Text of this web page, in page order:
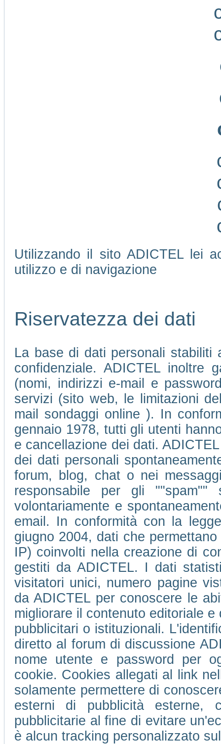
Utilizzando il sito ADICTEL lei
utilizzo e di navigazione
Riservatezza dei dati
La base di dati personali stabiliti
confidenziale. ADICTEL inoltre
(nomi, indirizzi e-mail e
servizi (sito web, le limitazioni
mail sondaggi online ). In
gennaio 1978, tutti gli utenti
e cancellazione dei dati.
dei dati personali
forum, blog, chat o nei
responsabile per gli
volontariamente e
email. In conformità con la
giugno 2004, dati che
IP) coinvolti nella creazione di
gestiti da ADICTEL. I dati
visitatori unici, numero pagine
da ADICTEL per conoscere le
migliorare il contenuto editoriale
pubblicitari o istituzionali.
diretto al forum di discussione
nome utente e password per
cookie. Cookies allegati al link
solamente permettere di
esterni di pubblicità esterne,
pubblicitarie al fine di evitare
è alcun tracking personalizzato